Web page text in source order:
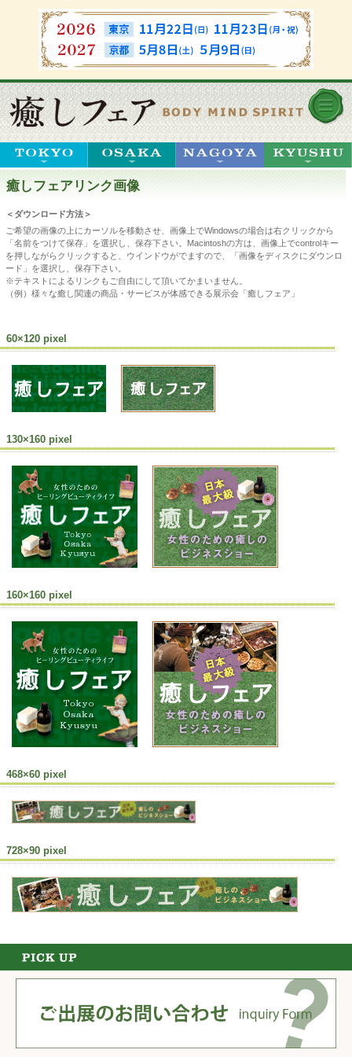
癒しフェアリンク画像
＜ダウンロード方法＞
ご希望の画像の上にカーソルを移動させ、画像上でWindowsの場合は右クリックから
「名前をつけて保存」を選択し、保存下さい。Macintoshの方は、画像上でcontrolキー
を押しながらクリックすると、ウインドウがでますので、「画像をディスクにダウンロ
ード」を選択し、保存下さい。
※テキストによるリンクもご自由にして頂いてかまいません。
（例）様々な癒し関連の商品・サービスが体感できる展示会「癒しフェア」
60×120 pixel
130×160 pixel
160×160 pixel
468×60 pixel
728×90 pixel